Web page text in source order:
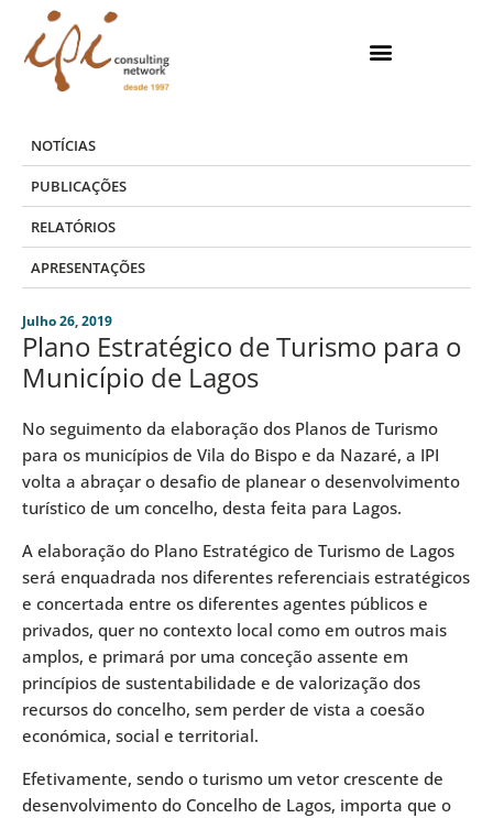
content
NOTÍCIAS
PUBLICAÇÕES
RELATÓRIOS
APRESENTAÇÕES
Julho 26, 2019
Plano Estratégico de Turismo para o
Município de Lagos
No seguimento da elaboração dos Planos de Turismo
para os municípios de Vila do Bispo e da Nazaré, a IPI
volta a abraçar o desafio de planear o desenvolvimento
turístico de um concelho, desta feita para Lagos.
A elaboração do Plano Estratégico de Turismo de Lagos
será enquadrada nos diferentes referenciais estratégicos
e concertada entre os diferentes agentes públicos e
privados, quer no contexto local como em outros mais
amplos, e primará por uma conceção assente em
princípios de sustentabilidade e de valorização dos
recursos do concelho, sem perder de vista a coesão
económica, social e territorial.
Efetivamente, sendo o turismo um vetor crescente de
desenvolvimento do Concelho de Lagos, importa que o